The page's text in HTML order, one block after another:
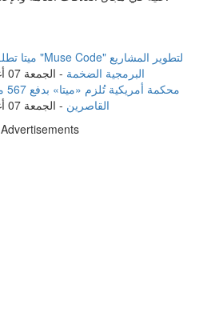
البرمجية الضخمة - الجمعة 07 أغسطس 2026 11:23 صباحاً
القاصرين - الجمعة 07 أغسطس 2026 11:23 صباحاً
Advertisements